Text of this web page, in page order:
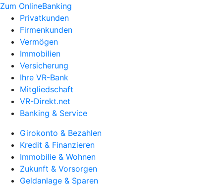
Zum OnlineBanking
Privatkunden
Firmenkunden
Vermögen
Immobilien
Versicherung
Ihre VR-Bank
Mitgliedschaft
VR-Direkt.net
Banking & Service
Girokonto & Bezahlen
Kredit & Finanzieren
Immobilie & Wohnen
Zukunft & Vorsorgen
Geldanlage & Sparen